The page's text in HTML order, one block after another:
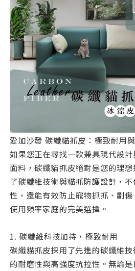
愛加沙發 碳纖貓抓皮：極致耐用
如果您正在尋找一款兼具現代設
面料，碳纖貓抓皮絕對是您的理
了碳纖維技術與貓抓防護設計，
性，還能有效防止寵物抓抓、劃
使用頻率家庭的完美選擇。
1. 碳纖維科技加持，極致耐用
碳纖貓抓皮採用了先進的碳纖維
的耐磨性與高強度抗拉性。無論